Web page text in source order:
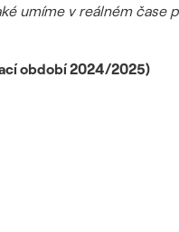
umíme v reálném čase
období 2024/2025)